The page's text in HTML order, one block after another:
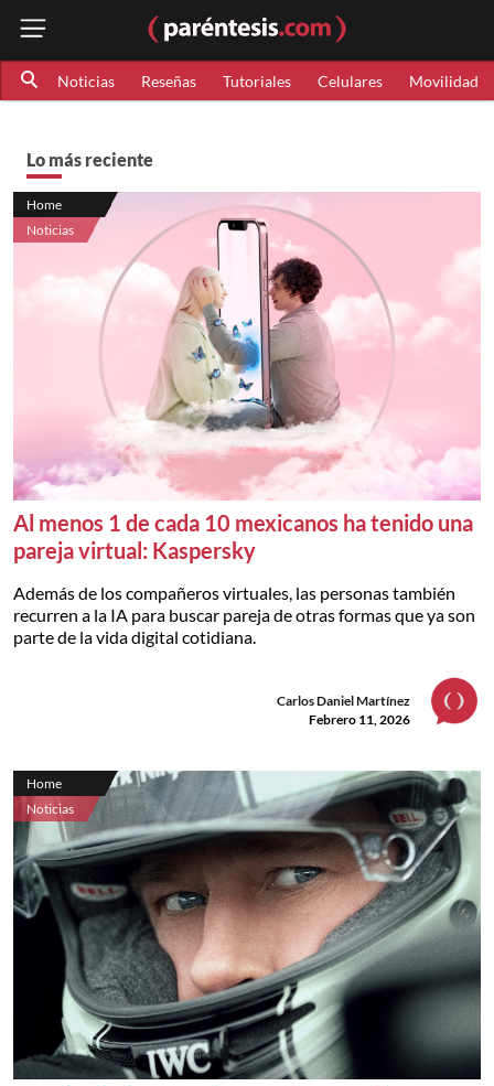
Noticias Reseñas Tutoriales Celulares Movilidad
Lo más reciente
Home
Noticias
Al menos 1 de cada 10 mexicanos ha tenido una
pareja virtual: Kaspersky
Además de los compañeros virtuales, las personas también
recurren a la IA para buscar pareja de otras formas que ya son
parte de la vida digital cotidiana.
Carlos Daniel Martínez
Febrero 11, 2026
Home
Noticias